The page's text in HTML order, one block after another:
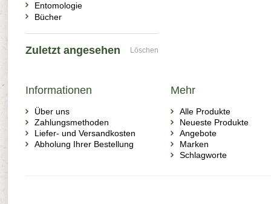
Entomologie
Bücher
Zuletzt angesehen Löschen
Informationen
Über uns
Zahlungsmethoden
Liefer- und Versandkosten
Abholung Ihrer Bestellung
Mehr
Alle Produkte
Neueste Produkte
Angebote
Marken
Schlagworte